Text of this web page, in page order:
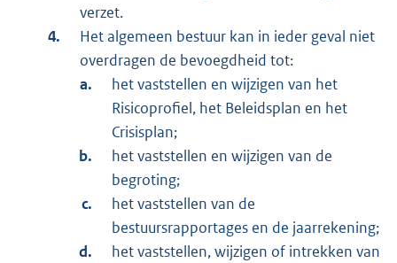
verzet.
Het algemeen bestuur kan in ieder geval niet
overdragen de bevoegdheid tot:
het vaststellen en wijzigen van het
Risicoprofiel, het Beleidsplan en het
Crisisplan;
het vaststellen en wijzigen van de
begroting;
het vaststellen van de
bestuursrapportages en de jaarrekening;
het vaststellen, wijzigen of intrekken van